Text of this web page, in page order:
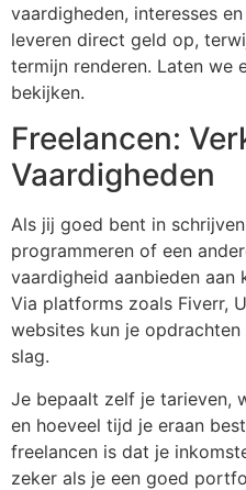
vaardigheden, interesses
leveren direct geld op,
termijn renderen. Laten we
bekijken.
Freelancen:
Vaardigheden
Als jij goed bent in
programmeren of een
vaardigheid aanbieden aan
Via platforms zoals Fiverr,
websites kun je
slag.
Je bepaalt zelf je tarieven,
en hoeveel tijd je eraan
freelancen is dat je
zeker als je een goed